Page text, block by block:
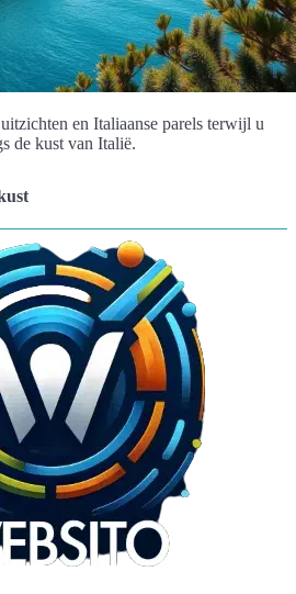
en Italiaanse parels terwijl u
de kust van Italië.